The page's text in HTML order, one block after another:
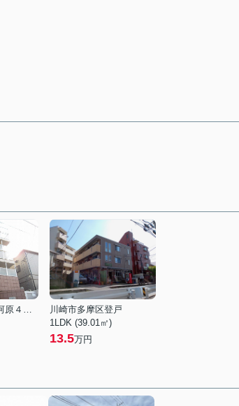
川崎市多摩区宿河原４丁目
川崎市多摩区登戸
1LDK (39.01㎡)
13.5万円